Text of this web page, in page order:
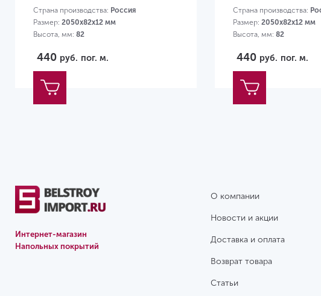
Страна производства: Россия
Размер: 2050х82х12 мм
Высота, мм: 82
440 руб. пог. м.
Страна производства:
Размер: 2050х82х12 мм
Высота, мм: 82
440 руб. пог. м.
Интернет-магазин
Напольных покрытий
О компании
Новости и акции
Доставка и оплата
Возврат товара
Статьи